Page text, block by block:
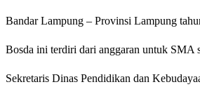
Bandar Lampung – Provinsi Lampung
Bosda ini terdiri dari anggaran untuk SMA
Sekretaris Dinas Pendidikan dan